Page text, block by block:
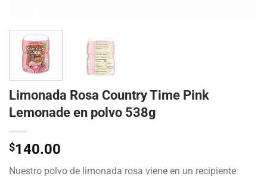
Limonada Rosa Country Time Pink
Lemonade en polvo 538g
$140.00
Nuestro polvo de limonada rosa viene en un recipiente